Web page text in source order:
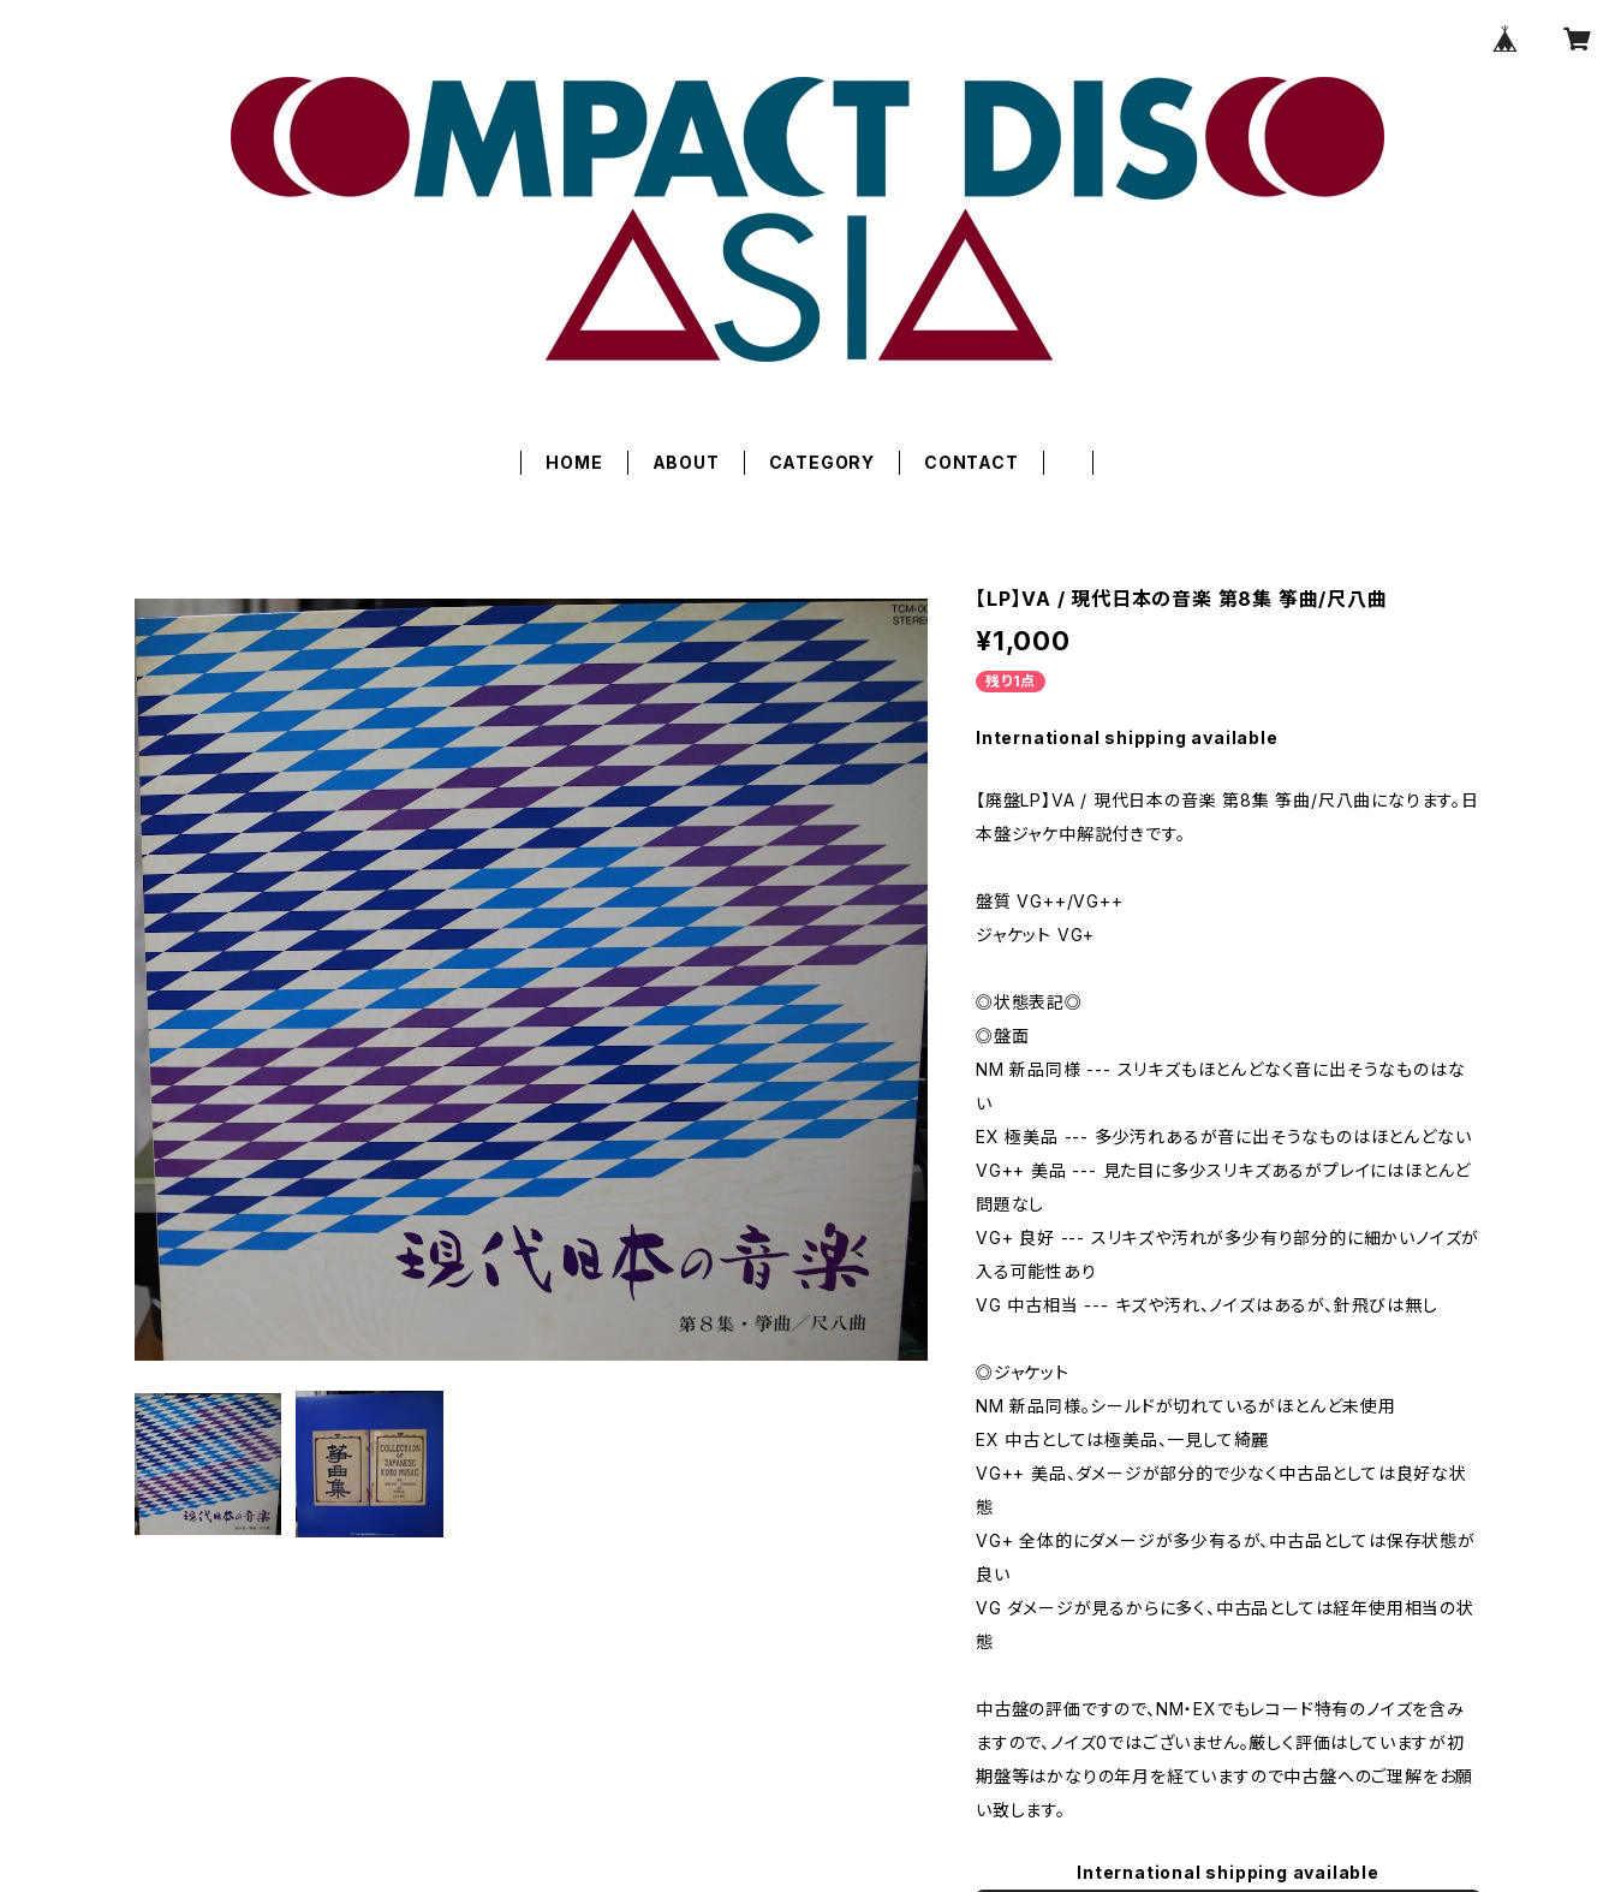
HOME ABOUT CATEGORY CONTACT
【LP】VA / 現代日本の音楽 第8集 筝曲/尺八曲
¥1,000
残り1点
International shipping available
【廃盤LP】VA / 現代日本の音楽 第8集 筝曲/尺八曲になります。日
本盤ジャケ中解説付きです。
盤質 VG++/VG++
ジャケット VG+
◎状態表記◎
◎盤面
NM 新品同様 --- スリキズもほとんどなく音に出そうなものはな
い
EX 極美品 --- 多少汚れあるが音に出そうなものはほとんどない
VG++ 美品 --- 見た目に多少スリキズあるがプレイにはほとんど
問題なし
VG+ 良好 --- スリキズや汚れが多少有り部分的に細かいノイズが
入る可能性あり
VG 中古相当 --- キズや汚れ、ノイズはあるが、針飛びは無し
◎ジャケット
NM 新品同様。シールドが切れているがほとんど未使用
EX 中古としては極美品、一見して綺麗
VG++ 美品、ダメージが部分的で少なく中古品としては良好な状
態
VG+ 全体的にダメージが多少有るが、中古品としては保存状態が
良い
VG ダメージが見るからに多く、中古品としては経年使用相当の状
態
中古盤の評価ですので、NM・EXでもレコード特有のノイズを含み
ますので、ノイズ0ではございません。厳しく評価はしていますが初
期盤等はかなりの年月を経ていますので中古盤へのご理解をお願
い致します。
International shipping available